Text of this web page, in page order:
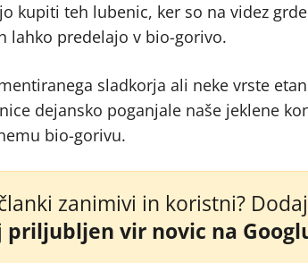
kupiti teh lubenic, ker so na videz
lahko predelajo v bio-gorivo.
sladkorja ali neke vrste
dejansko poganjale naše jeklene
bio-gorivu.
zanimivi in koristni?
priljubljen vir novic na